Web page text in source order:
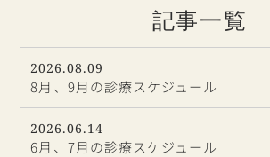
記事一覧
2026.08.09
8月、9月の診療スケジュール
2026.06.14
6月、7月の診療スケジュール